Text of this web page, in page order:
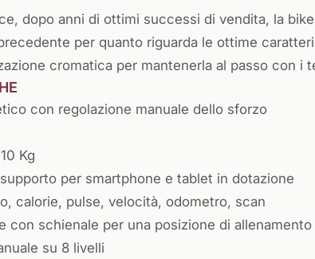
dopo anni di ottimi successi di vendita, la
per quanto riguarda le ottime
cromatica per mantenerla al passo con
con regolazione manuale dello sforzo
Kg
per smartphone e tablet in dotazione
calorie, pulse, velocità, odometro, scan
con schienale per una posizione di
su 8 livelli